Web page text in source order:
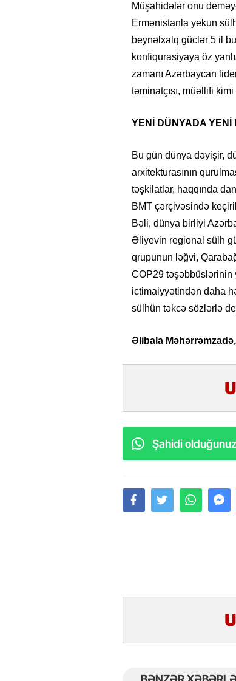
Müşahidələr onu
Ermənistanla yekun
beynəlxalq güclər 5 il
konfiqurasiyaya öz
zamanı Azərbaycan
təminatçısı, müəllifi
YENİ DÜNYADA
Bu gün dünya dəyişir,
arxitekturasının
təşkilatlar, haqqında
BMT çərçivəsində
Bəli, dünya birliyi
Əliyevin regional sülh
qrupunun ləğvi,
COP29 təşəbbüslərinin
ictimaiyyətindən daha
sülhün təkcə sözlərlə
Əlibala
Şahidi